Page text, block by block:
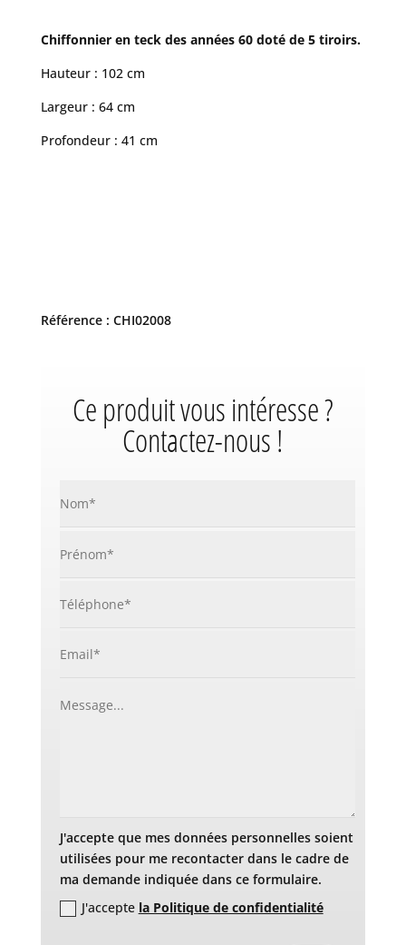
Chiffonnier en teck des années 60 doté de 5 tiroirs.
Hauteur : 102 cm
Largeur : 64 cm
Profondeur : 41 cm
Référence : CHI02008
Ce produit vous intéresse ?
Contactez-nous !
J'accepte que mes données personnelles soient
utilisées pour me recontacter dans le cadre de
ma demande indiquée dans ce formulaire.
J'accepte la Politique de confidentialité